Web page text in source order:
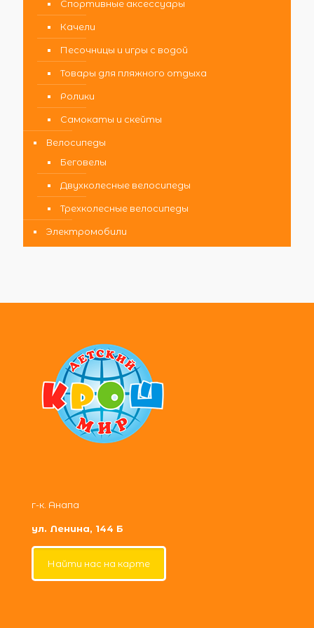
Спортивные аксессуары
Качели
Песочницы и игры с водой
Товары для пляжного отдыха
Ролики
Самокаты и скейты
Велосипеды
Беговелы
Двухколесные велосипеды
Трехколесные велосипеды
Электромобили
г-к. Анапа
ул. Ленина, 144 Б
Найти нас на карте